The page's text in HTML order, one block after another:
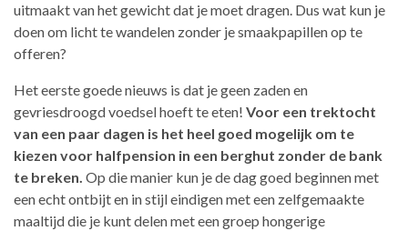
uitmaakt van het gewicht dat je moet dragen. Dus wat kun je
doen om licht te wandelen zonder je smaakpapillen op te
offeren?
Het eerste goede nieuws is dat je geen zaden en
gevriesdroogd voedsel hoeft te eten! Voor een trektocht
van een paar dagen is het heel goed mogelijk om te
kiezen voor halfpension in een berghut zonder de bank
te breken. Op die manier kun je de dag goed beginnen met
een echt ontbijt en in stijl eindigen met een zelfgemaakte
maaltijd die je kunt delen met een groep hongerige